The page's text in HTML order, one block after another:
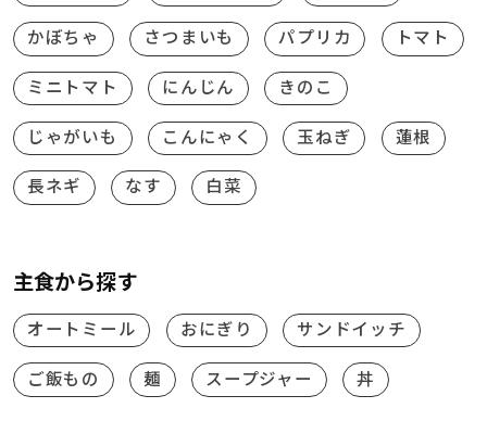
かぼちゃ さつまいも パプリカ トマト
ミニトマト にんじん きのこ
じゃがいも こんにゃく 玉ねぎ 蓮根
長ネギ なす 白菜
主食から探す
オートミール おにぎり サンドイッチ
ご飯もの 麺 スープジャー 丼